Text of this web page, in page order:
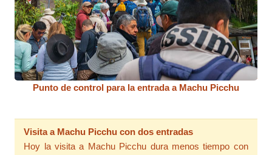
Punto de control para la entrada a Machu Picchu
Visita a Machu Picchu con dos entradas
Hoy la visita a Machu Picchu dura menos tiempo con